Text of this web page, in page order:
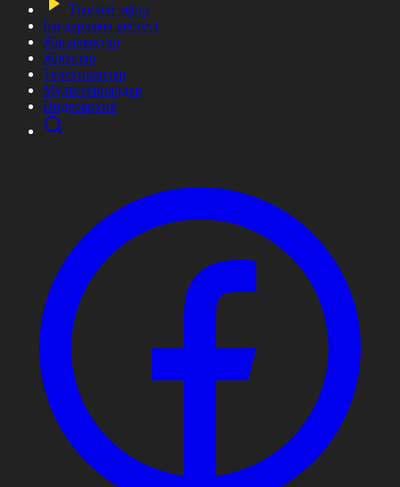
Тікелей эфир
Бағдарлама кестесі
Жаңалықтар
Жобалар
Телехикаялар
Мультсериалдар
Видеоархив